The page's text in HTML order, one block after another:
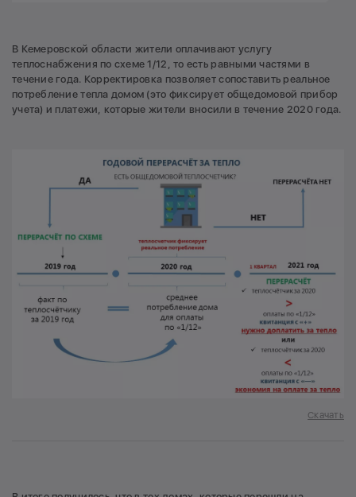
В Кемеровской области жители оплачивают услугу
теплоснабжения по схеме 1/12, то есть равными частями в
течение года. Корректировка позволяет сопоставить реальное
потребление тепла домом (это фиксирует общедомовой прибор
учета) и платежи, которые жители вносили в течение 2020 года.
Скачать